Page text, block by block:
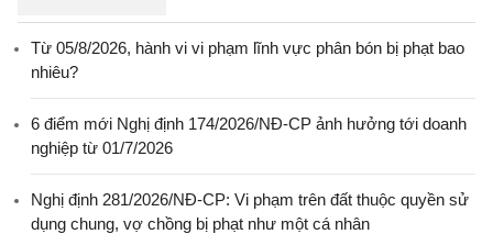
Từ 05/8/2026, hành vi vi phạm lĩnh vực phân bón bị phạt bao
nhiêu?
6 điểm mới Nghị định 174/2026/NĐ-CP ảnh hưởng tới doanh
nghiệp từ 01/7/2026
Nghị định 281/2026/NĐ-CP: Vi phạm trên đất thuộc quyền sử
dụng chung, vợ chồng bị phạt như một cá nhân